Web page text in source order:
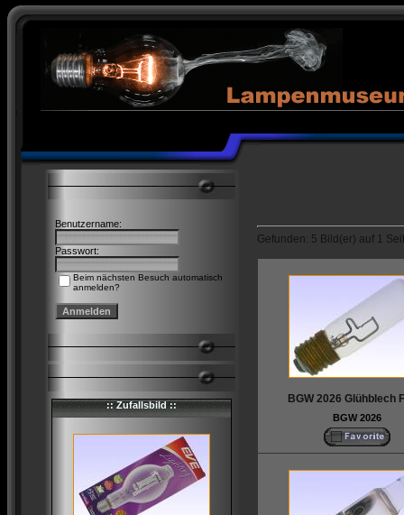
Benutzername:
Passwort:
Beim nächsten Besuch automatisch
anmelden?
:: Zufallsbild ::
Gefunden: 5 Bild(er) auf 1
BGW 2026 Glühblech
BGW 2026